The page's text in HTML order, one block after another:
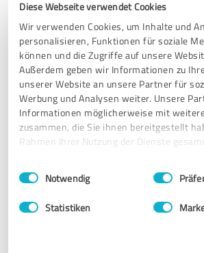
Diese Webseite verwendet Cookies
Wir verwenden Cookies, um Inhalte und
personalisieren, Funktionen für soziale
können und die Zugriffe auf unsere
Außerdem geben wir Informationen zu
unserer Website an unsere Partner für
Werbung und Analysen weiter. Unsere
Informationen möglicherweise mit
zusammen, die Sie ihnen bereitgestellt
Rahmen Ihrer Nutzung der Dienste
Impressum Datenschutzbestimmungen
Einwilligungsauswahl
Notwendig
Statistiken
Kundenzufriedenheit
23.12.2022 Rüttiger
5,00 von 5
SEHR GUT
kann Euronord inkasso GmbH & Co. KG